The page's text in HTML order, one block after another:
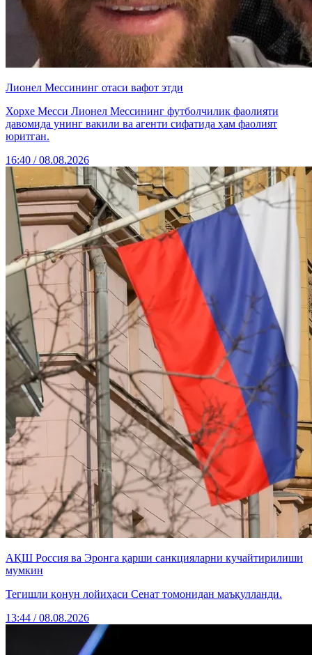
Лионел Мессининг отаси вафот этди
Хорхе Месси Лионел Мессининг футболчилик фаолияти
давомида унинг вакили ва агенти сифатида ҳам фаолият
юритган.
16:40 / 08.08.2026
АҚШ Россия ва Эронга қарши санкцияларни кучайтирилиши
мумкин
Тегишли қонун лойиҳаси Сенат томонидан маъқулланди.
13:44 / 08.08.2026